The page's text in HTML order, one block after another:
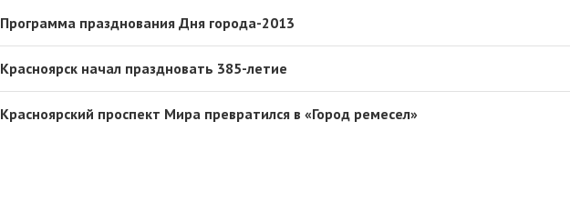
Программа празднования Дня города-2013
Красноярск начал праздновать 385-летие
Красноярский проспект Мира превратился в «Город ремесел»